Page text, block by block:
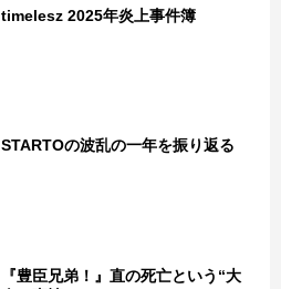
timelesz 2025年炎上事件簿
STARTOの波乱の一年を振り返る
『豊臣兄弟！』直の死亡という“大